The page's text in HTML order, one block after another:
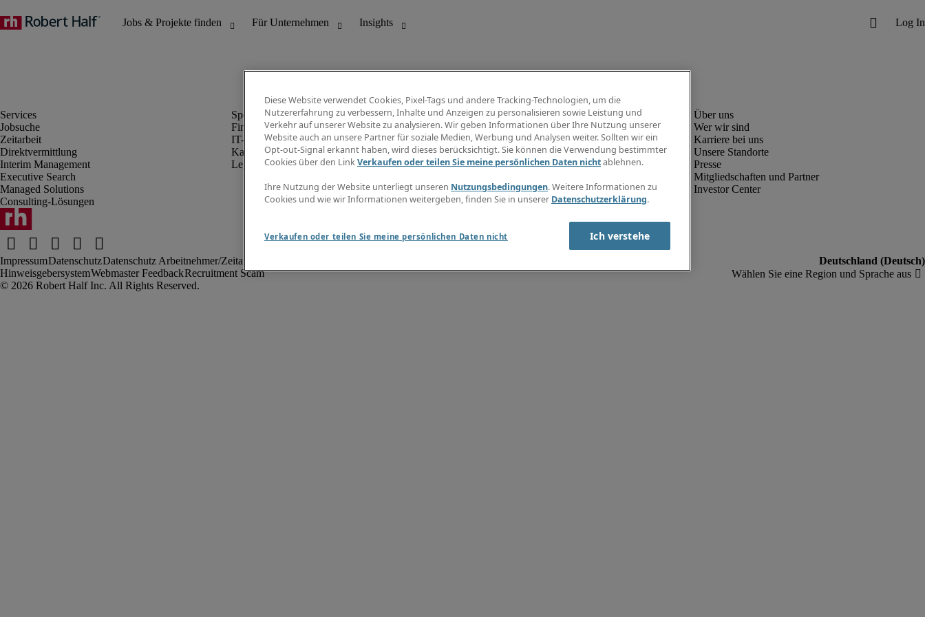
Jobsuche
Zeitarbeit
Direktvermittlung
Interim Management
Executive Search
Managed Solutions
Consulting-Lösungen
Finanz- & Rechnungswesen
IT-Bereich
Kaufmännischer Bereich
Legal
Info Center
Jobübersicht
Gehaltsübersicht
E-Learning
Wer wir sind
Karriere bei uns
Unsere Standorte
Presse
Mitgliedschaften und Partner
Investor Center
ImpressumDatenschutzDatenschutz Arbeitnehmer/Zeitarbeitskräfte
HinweisgebersystemWebmaster FeedbackRecruitment Scam
Diese Website verwendet Cookies, Pixel-Tags und andere Tracking-Technologien, um die
Nutzererfahrung zu verbessern, Inhalte und Anzeigen zu personalisieren sowie Leistung und
Verkehr auf unserer Website zu analysieren. Wir geben Informationen über Ihre Nutzung unserer
Website auch an unsere Partner für soziale Medien, Werbung und Analysen weiter. Sollten wir ein
Opt-out-Signal erkannt haben, wird dieses berücksichtigt. Sie können die Verwendung bestimmter
Cookies über den LinkVerkaufen oder teilen Sie meine persönlichen Daten nichtablehnen.
Ihre Nutzung der Website unterliegt unseren Nutzungsbedingungen. Weitere Informationen zu
Cookies und wie wir Informationen weitergeben, finden Sie in unserer Datenschutzerklärung.
Verkaufen oder teilen Sie meine persönlichen Daten nicht Ich verstehe